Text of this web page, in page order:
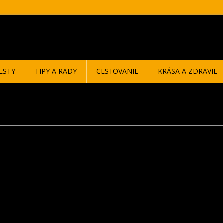
TIPY A RADY CESTOVANIE KRÁSA A ZDRAVIE